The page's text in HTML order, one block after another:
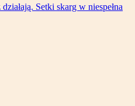
Setki skarg w niespełna